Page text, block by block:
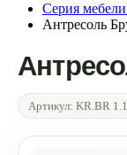
Серия
Антресоль
Артикул: KR.BR